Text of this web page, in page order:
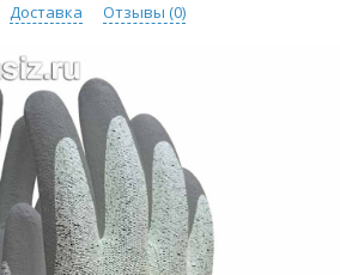
Доставка Отзывы (0)